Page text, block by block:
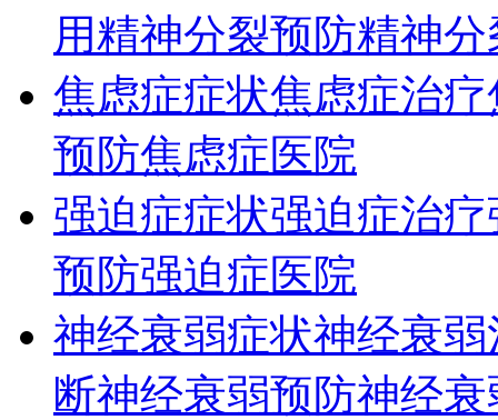
用精神分裂预防精神
焦虑症症状焦虑症治疗
预防焦虑症医院
强迫症症状强迫症治疗
预防强迫症医院
神经衰弱症状神经衰弱
断神经衰弱预防神经